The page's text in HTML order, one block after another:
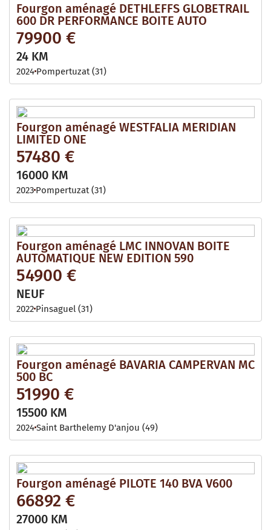
Fourgon aménagé DETHLEFFS GLOBETRAIL
600 DR PERFORMANCE BOITE AUTO
79900 €
24 KM
2024 Pompertuzat (31)
Fourgon aménagé WESTFALIA MERIDIAN
LIMITED ONE
57480 €
16000 KM
2023 Pompertuzat (31)
Fourgon aménagé LMC INNOVAN BOITE
AUTOMATIQUE NEW EDITION 590
54900 €
NEUF
2022 Pinsaguel (31)
Fourgon aménagé BAVARIA CAMPERVAN MC
500 BC
51990 €
15500 KM
2024Saint Barthelemy D'anjou (49)
Fourgon aménagé PILOTE 140 BVA V600
66892 €
27000 KM